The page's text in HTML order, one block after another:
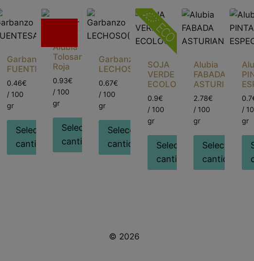
Garbanzo
FUENTESAUCO
0.46€
/ 100
gr
Seleccionar
cantidad
Alubia
Tolosana
Roja
0.93€
/ 100
gr
Sin
existencias
Seleccionar
cantidad
Garbanzo
LECHOSO(42/44)
0.67€
/ 100
gr
Seleccionar
cantidad
SOJA
VERDE
ECOLOGICA
0.9€
/ 100
gr
Seleccionar
cantidad
Alubia
FABADA
ASTURIANA
2.78€
/ 100
gr
Seleccionar
cantidad
/
gr
© 2026